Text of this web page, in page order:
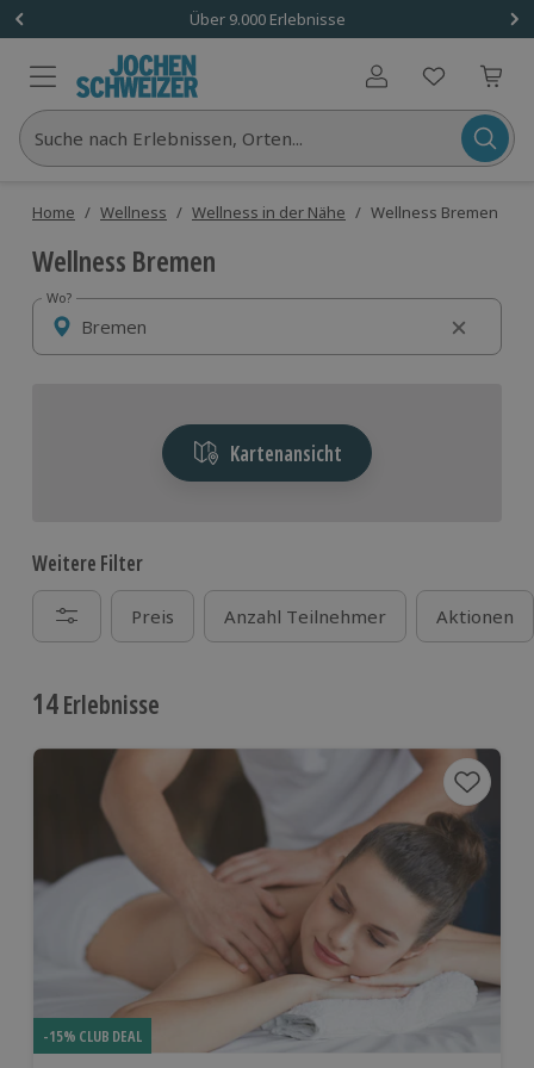
Über 9.000 Erlebnisse
Benutzerkonto
Suche nach Erlebnissen, Orten...
Home / Wellness / Wellness in der Nähe / Wellness Bremen
Wellness Bremen
Wo?
Wo?
Kartenansicht
Weitere Filter
Preis Anzahl Teilnehmer Aktionen
14Erlebnisse
-15% CLUB DEAL